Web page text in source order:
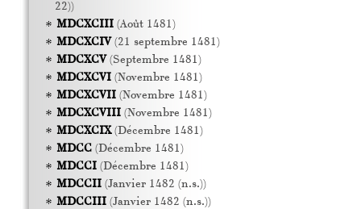
22))
MDCXCIII(Août 1481)
MDCXCIV(21 septembre 1481)
MDCXCV(Septembre 1481)
MDCXCVI(Novembre 1481)
MDCXCVII(Novembre 1481)
MDCXCVIII(Novembre 1481)
MDCXCIX(Décembre 1481)
MDCC(Décembre 1481)
MDCCI(Décembre 1481)
MDCCII(Janvier 1482 (n.s.))
MDCCIII(Janvier 1482 (n.s.))